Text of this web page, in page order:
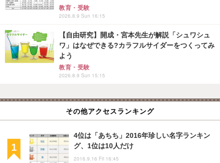
教育・受験
2026.8.9 Sun 16:15
【自由研究】開成・宮本先生が解説「シュワシュ
ワ」はなぜできる?カラフルサイダーをつくってみ
よう
教育・受験
2026.8.9 Sun 15:15
その他アクセスランキング
4位は「あちち」2016年珍しい名字ランキン
グ、1位は10人だけ
2016.9.16 Fri 16:45